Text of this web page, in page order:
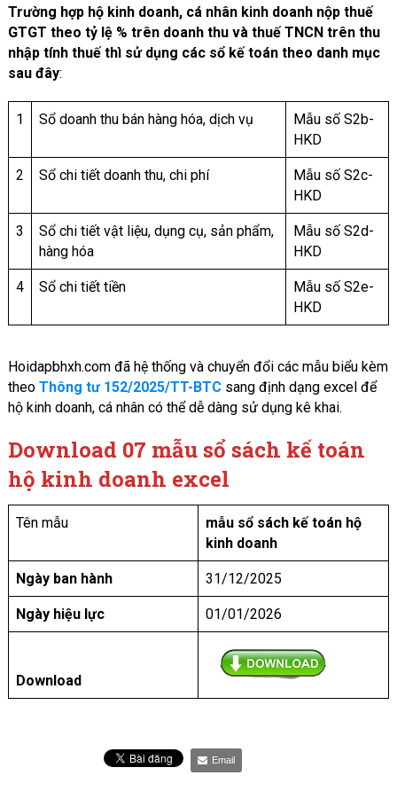
Trường hợp hộ kinh doanh, cá nhân kinh doanh nộp thuế
GTGT theo tỷ lệ % trên doanh thu và thuế TNCN trên thu
nhập tính thuế thì sử dụng các sổ kế toán theo danh mục
sau đây:
1 Sổ doanh thu bán hàng hóa, dịch vụ
Mẫu số S2b-
HKD
2 Sổ chi tiết doanh thu, chi phí
Mẫu số S2c-
HKD
3
Sổ chi tiết vật liệu, dụng cụ, sản phẩm,
hàng hóa
Mẫu số S2d-
HKD
4 Sổ chi tiết tiền
Mẫu số S2e-
HKD
Hoidapbhxh.com đã hệ thống và chuyển đổi các mẫu biểu kèm
theo Thông tư 152/2025/TT-BTCsang định dạng excel để
hộ kinh doanh, cá nhân có thể dễ dàng sử dụng kê khai.
Download 07 mẫu sổ sách kế toán
hộ kinh doanh excel
Tên mẫu
mẫu sổ sách kế toán hộ
kinh doanh
Ngày ban hành 31/12/2025
Ngày hiệu lực 01/01/2026
Download
Email